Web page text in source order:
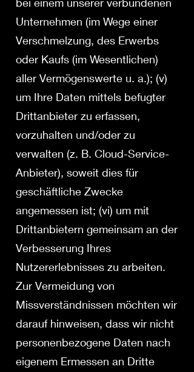
Unternehmen (im Wege einer
Verschmelzung, des Erwerbs
oder Kaufs (im Wesentlichen)
aller Vermögenswerte u. a.); (v)
um Ihre Daten mittels befugter
Drittanbieter zu erfassen,
vorzuhalten und/oder zu
verwalten (z. B. Cloud-Service-
Anbieter), soweit dies für
geschäftliche Zwecke
angemessen ist; (vi) um mit
Drittanbietern gemeinsam an der
Verbesserung Ihres
Nutzererlebnisses zu arbeiten.
Zur Vermeidung von
Missverständnissen möchten wir
darauf hinweisen, dass wir nicht
personenbezogene Daten nach
eigenem Ermessen an Dritte